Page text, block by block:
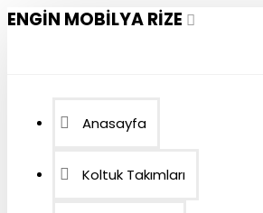
ENGIN MOBILYA RIZE
Anasayfa
Koltuk Takımları